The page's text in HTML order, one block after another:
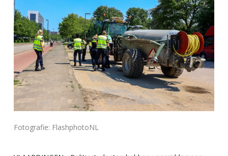
Fotografie: FlashphotoNL